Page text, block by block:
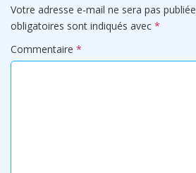
Votre adresse e-mail ne sera pas
obligatoires sont indiqués avec *
Commentaire *